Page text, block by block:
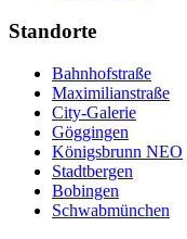
Standorte
Bahnhofstraße
Maximilianstraße
City-Galerie
Göggingen
Königsbrunn NEO
Stadtbergen
Bobingen
Schwabmünchen